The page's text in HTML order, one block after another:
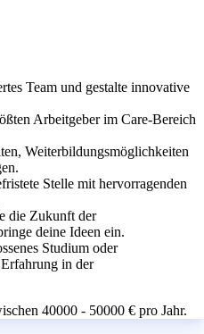
Team und gestalte innovative
Arbeitgeber im Care-Bereich
Weiterbildungsmöglichkeiten
Stelle mit hervorragenden
die Zukunft der
deine Ideen ein.
Studium oder
in der
40000 - 50000 € pro Jahr.